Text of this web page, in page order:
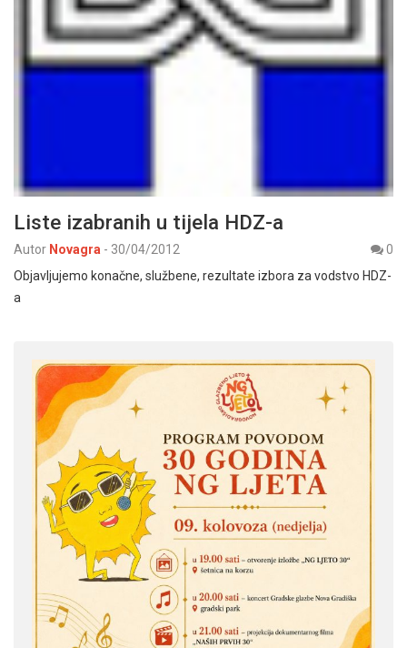
Liste izabranih u tijela HDZ-a
Autor Novagra - 30/04/2012
0
Objavljujemo konačne, službene, rezultate izbora za vodstvo HDZ-
a